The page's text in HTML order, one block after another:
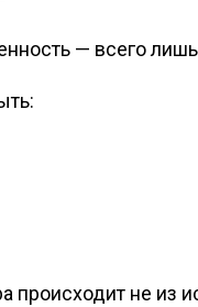
— всего
происходит не из